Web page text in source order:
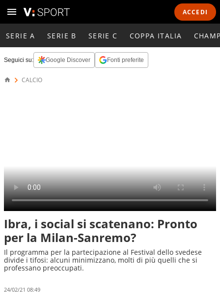
ACCEDI
SERIE A SERIE B SERIE C COPPA ITALIA
Seguici su: Google Discover Fonti preferite
CALCIO
Ibra, i social si scatenano: Pronto
per la Milan-Sanremo?
Il programma per la partecipazione al Festival dello svedese
divide i tifosi: alcuni minimizzano, molti di più quelli che si
professano preoccupati.
24/02/21 08:49